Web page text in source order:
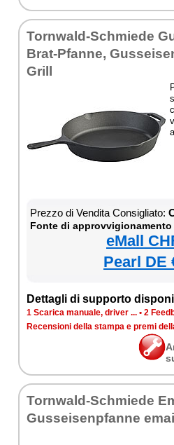
Tornwald-Schmiede
Brat-Pfanne,
Grill
Prezzo di Vendita Consigliato:
Fonte di approvvigionamento
eMall
Pearl DE
Dettagli di supporto
1 Scarica manuale, driver ... • 2
Recensioni della stampa e premi
Tornwald-Schmiede
Gusseisenpfanne